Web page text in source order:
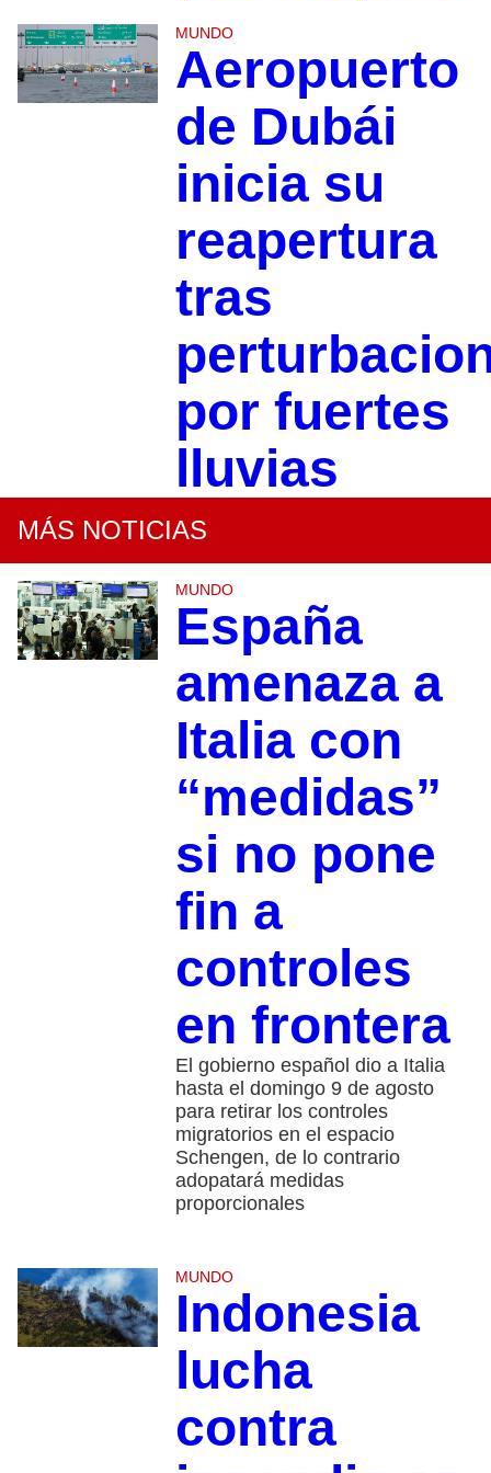
MUNDO
Aeropuerto
de Dubái
inicia su
reapertura
tras
por fuertes
lluvias
MÁS NOTICIAS
MUNDO
España
amenaza a
Italia con
“medidas”
si no pone
fin a
controles
en frontera
El gobierno español dio a Italia
hasta el domingo 9 de agosto
para retirar los controles
migratorios en el espacio
Schengen, de lo contrario
adopatará medidas
proporcionales
MUNDO
Indonesia
lucha
contra